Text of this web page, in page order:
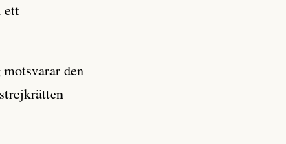
ett
den